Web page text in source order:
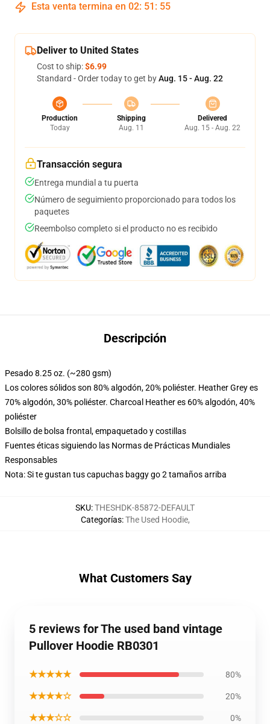
Esta venta termina en 02: 51 : 54
Deliver to United States
Cost to ship:$6.99
Standard - Order today to get byAug. 15 - Aug. 22
Production
Today
Shipping
Aug. 11
Delivered
Aug. 15 - Aug. 22
Transacción segura
Entrega mundial a tu puerta
Número de seguimiento proporcionado para todos los
paquetes
Reembolso completo si el producto no es recibido
Descripción
Pesado 8.25 oz. (~280 gsm)
Los colores sólidos son 80% algodón, 20% poliéster. Heather Grey es
70% algodón, 30% poliéster. Charcoal Heather es 60% algodón, 40%
poliéster
Bolsillo de bolsa frontal, empaquetado y costillas
Fuentes éticas siguiendo las Normas de Prácticas Mundiales
Responsables
Nota: Si te gustan tus capuchas baggy go 2 tamaños arriba
SKU:THESHDK-85872-DEFAULT
Categorías:The Used Hoodie,
What Customers Say
5 reviews for The used band vintage
Pullover Hoodie RB0301
★★★★★ 80%
★★★★☆ 20%
★★★☆☆ 0%